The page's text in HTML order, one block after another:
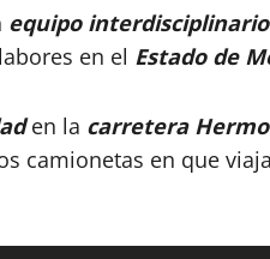
equipo
en el Estado de
en la carretera
camionetas en que